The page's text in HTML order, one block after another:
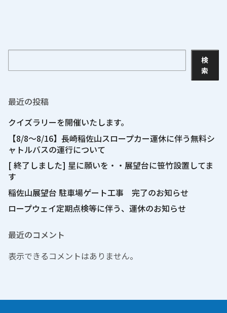
索
検
索
最近の投稿
クイズラリーを開催いたします。
【8/8～8/16】長崎稲佐山スロープカー運休に伴う無料シ
ャトルバスの運行について
[ 終了しました] 星に願いを・・展望台に笹竹設置してま
す
稲佐山展望台 駐車場ゲート工事 完了のお知らせ
ロープウェイ定期点検等に伴う、運休のお知らせ
最近のコメント
表示できるコメントはありません。